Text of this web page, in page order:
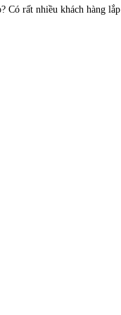
Có rất nhiều khách hàng lắp